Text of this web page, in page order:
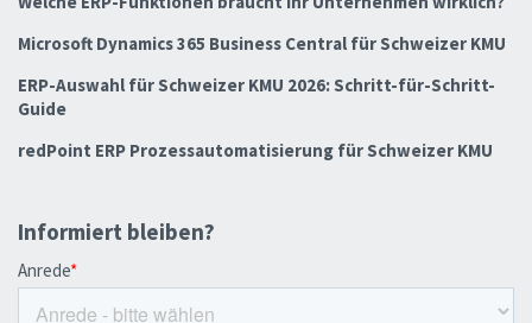
Microsoft Dynamics 365 Business Central für Schweizer KMU
ERP-Auswahl für Schweizer KMU 2026: Schritt-für-Schritt-
Guide
redPoint ERP Prozessautomatisierung für Schweizer KMU
Informiert bleiben?